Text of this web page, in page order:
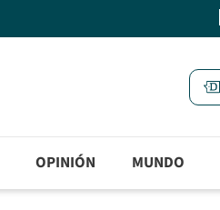
OPINIÓN MUNDO